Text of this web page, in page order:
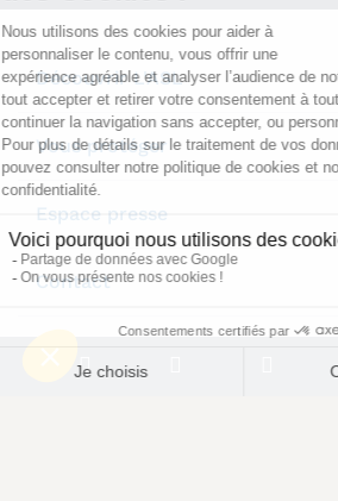
Découvrir L'ASL
Vous protéger
Espace presse
Contact
Plan du site